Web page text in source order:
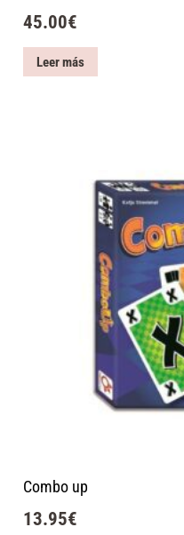
45.00€
Leer más
Combo up
13.95€